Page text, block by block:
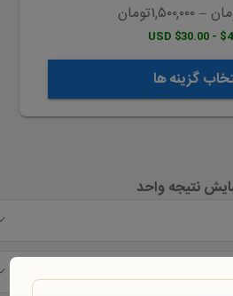
–۱,۵۰۰,۰۰۰تومان
$4.00
گزینه ها
نتیجه واحد